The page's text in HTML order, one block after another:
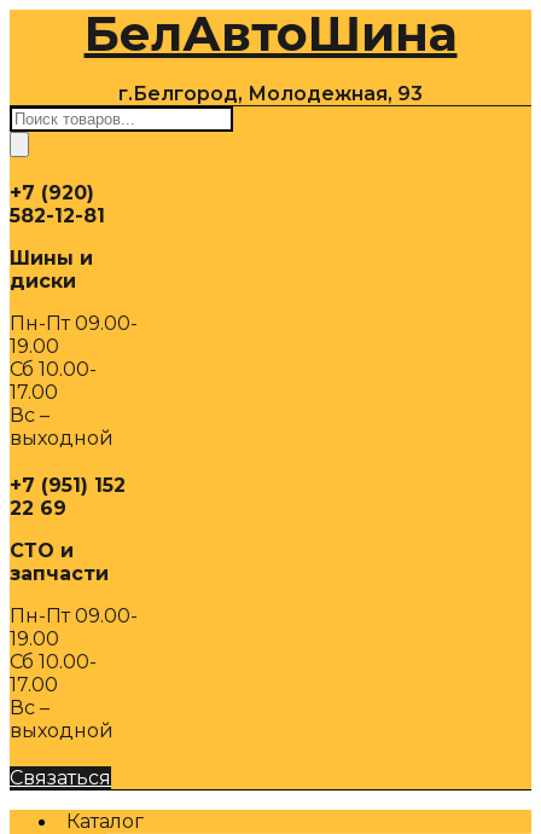
содержимомуБелАвтоШина
г.Белгород, Молодежная, 93
Поиск
товаров
+7 (920)
582-12-81
Шины и
диски
Пн-Пт 09.00-
19.00
Сб 10.00-
17.00
Вс –
выходной
+7 (951) 152
22 69
СТО и
запчасти
Пн-Пт 09.00-
19.00
Сб 10.00-
17.00
Вс –
выходной
Связаться
Каталог